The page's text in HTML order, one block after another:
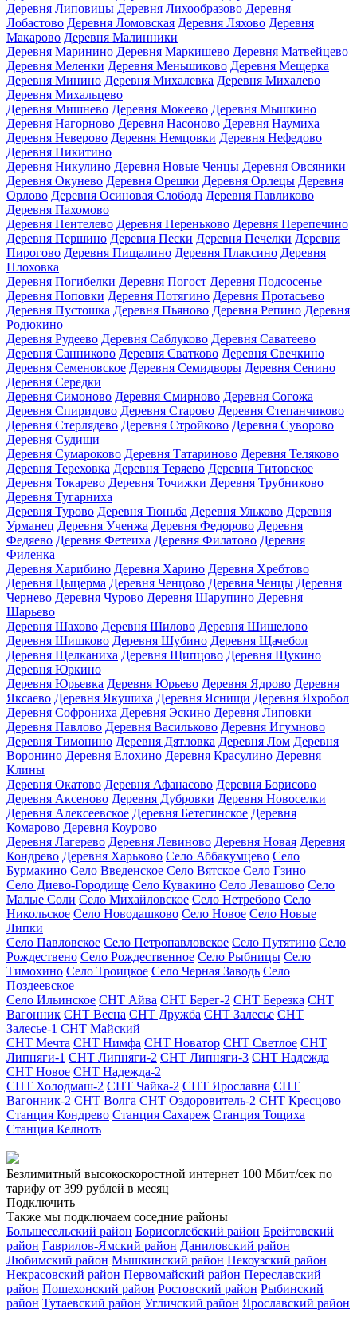
Деревня Липовицы Деревня Лихообразово Деревня
Лобастово Деревня Ломовская Деревня Ляхово Деревня
Макарово Деревня Малинники
Деревня Маринино Деревня Маркишево Деревня Матвейцево
Деревня Меленки Деревня Меньшиково Деревня Мещерка
Деревня Минино Деревня Михалевка Деревня Михалево
Деревня Михальцево
Деревня Мишнево Деревня Мокеево Деревня Мышкино
Деревня Нагорново Деревня Насоново Деревня Наумиха
Деревня Неверово Деревня Немцовки Деревня Нефедово
Деревня Никитино
Деревня Никулино Деревня Новые Ченцы Деревня Овсяники
Деревня Окунево Деревня Орешки Деревня Орлецы Деревня
Орлово Деревня Осиновая Слобода Деревня Павликово
Деревня Пахомово
Деревня Пентелево Деревня Переньково Деревня Перепечино
Деревня Першино Деревня Пески Деревня Печелки Деревня
Пирогово Деревня Пищалино Деревня Плаксино Деревня
Плоховка
Деревня Погибелки Деревня Погост Деревня Подсосенье
Деревня Поповки Деревня Потягино Деревня Протасьево
Деревня Пустошка Деревня Пьяново Деревня Репино Деревня
Родюкино
Деревня Рудеево Деревня Саблуково Деревня Саватеево
Деревня Санниково Деревня Сватково Деревня Свечкино
Деревня Семеновское Деревня Семидворы Деревня Сенино
Деревня Середки
Деревня Симоново Деревня Смирново Деревня Согожа
Деревня Спиридово Деревня Старово Деревня Степанчиково
Деревня Стерлядево Деревня Стройково Деревня Суворово
Деревня Судищи
Деревня Сумароково Деревня Татариново Деревня Теляково
Деревня Тереховка Деревня Теряево Деревня Титовское
Деревня Токарево Деревня Точижки Деревня Трубниково
Деревня Тугарниха
Деревня Турово Деревня Тюньба Деревня Ульково Деревня
Урманец Деревня Ученжа Деревня Федорово Деревня
Федяево Деревня Фетеиха Деревня Филатово Деревня
Филенка
Деревня Харибино Деревня Харино Деревня Хребтово
Деревня Цыцерма Деревня Ченцово Деревня Ченцы Деревня
Чернево Деревня Чурово Деревня Шарупино Деревня
Шарьево
Деревня Шахово Деревня Шилово Деревня Шишелово
Деревня Шишково Деревня Шубино Деревня Щачебол
Деревня Щелканиха Деревня Щипцово Деревня Щукино
Деревня Юркино
Деревня Юрьевка Деревня Юрьево Деревня Ядрово Деревня
Яксаево Деревня Якушиха Деревня Яснищи Деревня Яхробол
Деревня Софрониха Деревня Эскино Деревня Липовки
Деревня Павлово Деревня Васильково Деревня Игумново
Деревня Тимонино Деревня Дятловка Деревня Лом Деревня
Воронино Деревня Елохино Деревня Красулино Деревня
Клины
Деревня Окатово Деревня Афанасово Деревня Борисово
Деревня Аксеново Деревня Дубровки Деревня Новоселки
Деревня Алексеевское Деревня Бетегинское Деревня
Комарово Деревня Коурово
Деревня Лагерево Деревня Левиново Деревня Новая Деревня
Кондрево Деревня Харьково Село Аббакумцево Село
Бурмакино Село Введенское Село Вятское Село Гзино
Село Диево-Городище Село Кувакино Село Левашово Село
Малые Соли Село Михайловское Село Нетребово Село
Никольское Село Новодашково Село Новое Село Новые
Липки
Село Павловское Село Петропавловское Село Путятино Село
Рождествено Село Рождественное Село Рыбницы Село
Тимохино Село Троицкое Село Черная Заводь Село
Поздеевское
Село Ильинское СНТ Айва СНТ Берег-2 СНТ Березка СНТ
Вагонник СНТ Весна СНТ Дружба СНТ Залесье СНТ
Залесье-1 СНТ Майский
СНТ Мечта СНТ Нимфа СНТ Новатор СНТ Светлое СНТ
Липняги-1 СНТ Липняги-2 СНТ Липняги-3 СНТ Надежда
СНТ Новое СНТ Надежда-2
СНТ Холодмаш-2 СНТ Чайка-2 СНТ Ярославна СНТ
Вагонник-2 СНТ Волга СНТ Оздоровитель-2 СНТ Кресцово
Станция Кондрево Станция Сахареж Станция Тощиха
Станция Келноть
Безлимитный высокоскоростной интернет 100 Мбит/сек по
тарифу от 399 рублей в месяц
Подключить
Также мы подключаем соседние районы
Большесельский район Борисоглебский район Брейтовский
район Гаврилов-Ямский район Даниловский район
Любимский район Мышкинский район Некоузский район
Некрасовский район Первомайский район Переславский
район Пошехонский район Ростовский район Рыбинский
район Тутаевский район Угличский район Ярославский район